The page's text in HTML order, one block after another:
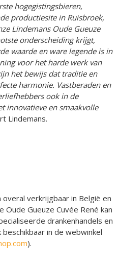
hogegistingsbieren,
productiesite in Ruisbroek,
Lindemans Oude Gueuze
onderscheiding krijgt,
waarde en ware legende is in
voor het harde werk van
het bewijs dat traditie en
harmonie. Vastberaden en
ook in de
innovatieve en smaakvolle
Lindemans.
verkrijgbaar in België en
Gueuze Cuvée René kan
drankenhandels en
in de webwinkel
).